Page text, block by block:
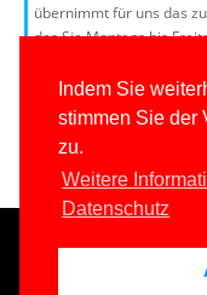
Indem Sie
stimmen Sie der
zu.
Weitere
Datenschutz
übernimmt für uns das
das Sie Montags bis
E-Mail:
© 1996-2026